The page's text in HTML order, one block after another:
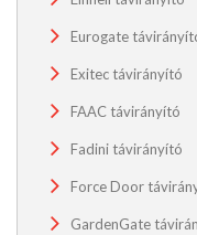
Eurogate
Exitec távirányító
FAAC távirányító
Fadini távirányító
Force Door
GardenGate